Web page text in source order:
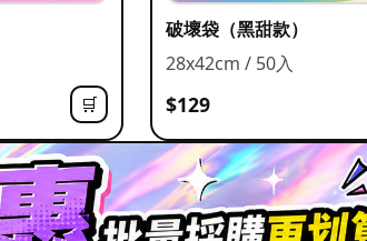
🛒
破壞袋（黑甜款）
28x42cm / 50入
$129